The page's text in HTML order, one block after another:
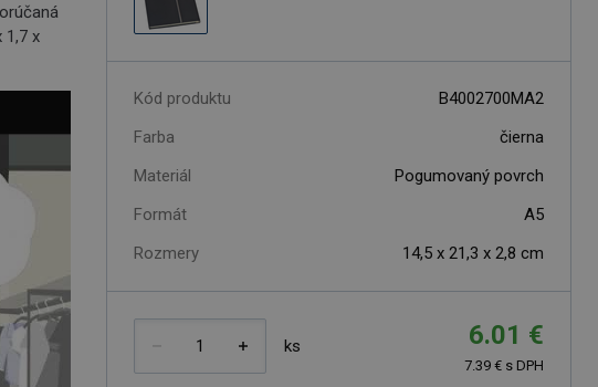
1,7 x
Kód produktu
B4002700MA2
Farba
čierna
Materiál
Pogumovaný povrch
Formát
A5
Rozmery
14,5 x 21,3 x 2,8 cm
ks 6.01 €
7.39 € s DPH